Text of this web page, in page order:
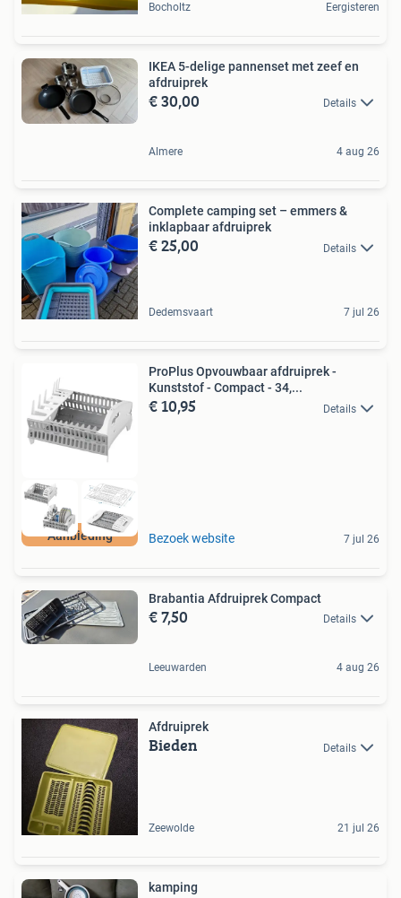
Bocholtz Eergisteren
IKEA 5-delige pannenset met zeef en
afdruiprek
€ 30,00 Details
Almere 4 aug 26
Complete camping set – emmers &
inklapbaar afdruiprek
€ 25,00 Details
Dedemsvaart 7 jul 26
Aanbieding
ProPlus Opvouwbaar afdruiprek -
Kunststof - Compact - 34,...
€ 10,95 Details
Bezoek website 7 jul 26
Brabantia Afdruiprek Compact
€ 7,50 Details
Leeuwarden 4 aug 26
Afdruiprek
Bieden Details
Zeewolde 21 jul 26
kamping